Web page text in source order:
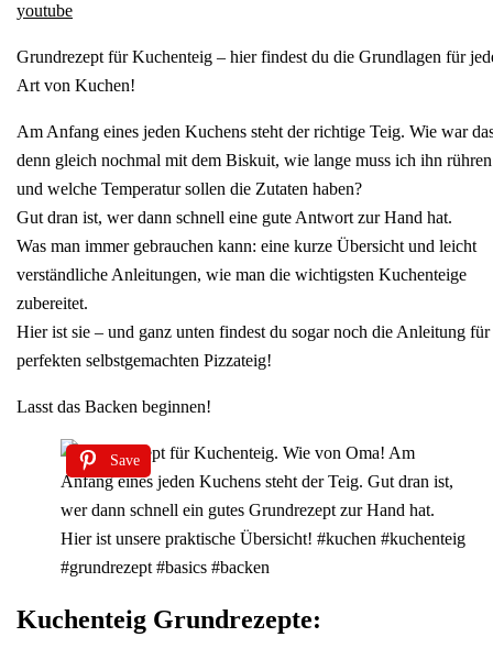
youtube
Grundrezept für Kuchenteig – hier findest du die Grundlagen für
Art von Kuchen!
Am Anfang eines jeden Kuchens steht der richtige Teig. Wie war
denn gleich nochmal mit dem Biskuit, wie lange muss ich ihn rühren
und welche Temperatur sollen die Zutaten haben?
Gut dran ist, wer dann schnell eine gute Antwort zur Hand hat.
Was man immer gebrauchen kann: eine kurze Übersicht und leicht
verständliche Anleitungen, wie man die wichtigsten Kuchenteige
zubereitet.
Hier ist sie – und ganz unten findest du sogar noch die Anleitung für
perfekten selbstgemachten Pizzateig!
Lasst das Backen beginnen!
Save
Kuchenteig Grundrezepte: